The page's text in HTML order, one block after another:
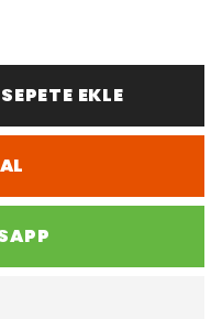
SEPETE EKLE